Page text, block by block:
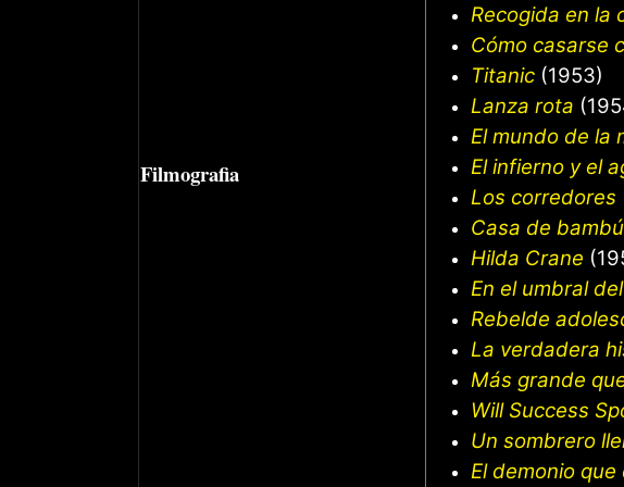
Filmografia
Recogida en la
Cómo casarse
Titanic (1953)
Lanza rota
El mundo de la
El infierno y el
Los corredores
Casa de bambú
Hilda Crane
En el umbral
Rebelde
La verdadera
Más grande
Will Success
Un sombrero
El demonio